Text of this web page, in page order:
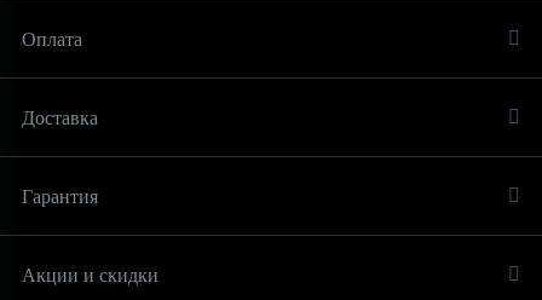
Оплата
Доставка
Гарантия
Акции и скидки